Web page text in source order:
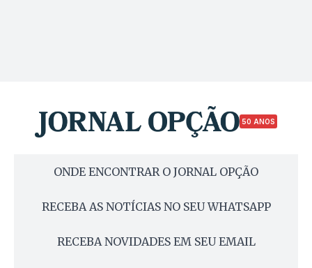
50 ANOS
ONDE ENCONTRAR O JORNAL OPÇÃO
RECEBA AS NOTÍCIAS NO SEU WHATSAPP
RECEBA NOVIDADES EM SEU EMAIL